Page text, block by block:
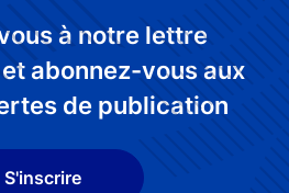
à notre lettre
abonnez-vous aux
de publication
S'inscrire